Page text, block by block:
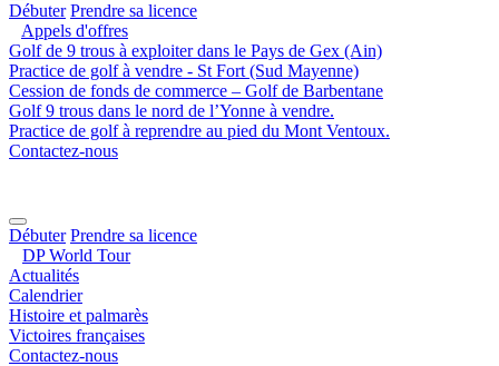
Débuter Prendre sa licence
Appels d'offres
Golf de 9 trous à exploiter dans le Pays de Gex (Ain)
Practice de golf à vendre - St Fort (Sud Mayenne)
Cession de fonds de commerce – Golf de Barbentane
Golf 9 trous dans le nord de l’Yonne à vendre.
Practice de golf à reprendre au pied du Mont Ventoux.
Contactez-nous
Débuter Prendre sa licence
DP World Tour
Actualités
Calendrier
Histoire et palmarès
Victoires françaises
Contactez-nous